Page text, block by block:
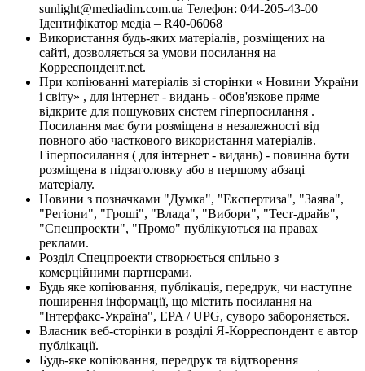
sunlight@mediadim.com.ua Телефон: 044-205-43-00
Ідентифікатор медіа – R40-06068
Використання будь-яких матеріалів, розміщених на
сайті, дозволяється за умови посилання на
Корреспондент.net.
При копіюванні матеріалів зі сторінки « Новини України
і світу» , для інтернет - видань - обов'язкове пряме
відкрите для пошукових систем гіперпосилання .
Посилання має бути розміщена в незалежності від
повного або часткового використання матеріалів.
Гіперпосилання ( для інтернет - видань) - повинна бути
розміщена в підзаголовку або в першому абзаці
матеріалу.
Новини з позначками "Думка", "Експертиза", "Заява",
"Регіони", "Гроші", "Влада", "Вибори", "Тест-драйв",
"Спецпроекти", "Промо" публікуються на правах
реклами.
Розділ Спецпроекти створюється спільно з
комерційними партнерами.
Будь яке копіювання, публікація, передрук, чи наступне
поширення інформації, що містить посилання на
"Інтерфакс-Україна", EPA / UPG, суворо забороняється.
Власник веб-сторінки в розділі Я-Корреспондент є автор
публікації.
Будь-яке копіювання, передрук та відтворення